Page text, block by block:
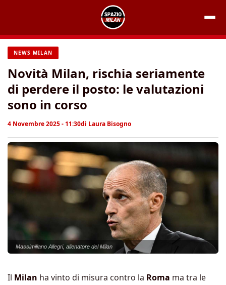
contenuto
NEWS MILAN
Novità Milan, rischia seriamente
di perdere il posto: le valutazioni
sono in corso
4 Novembre 2025 - 11:30di Laura Bisogno
Massimiliano Allegri, allenatore del Milan
Il Milan ha vinto di misura contro la Roma ma tra le